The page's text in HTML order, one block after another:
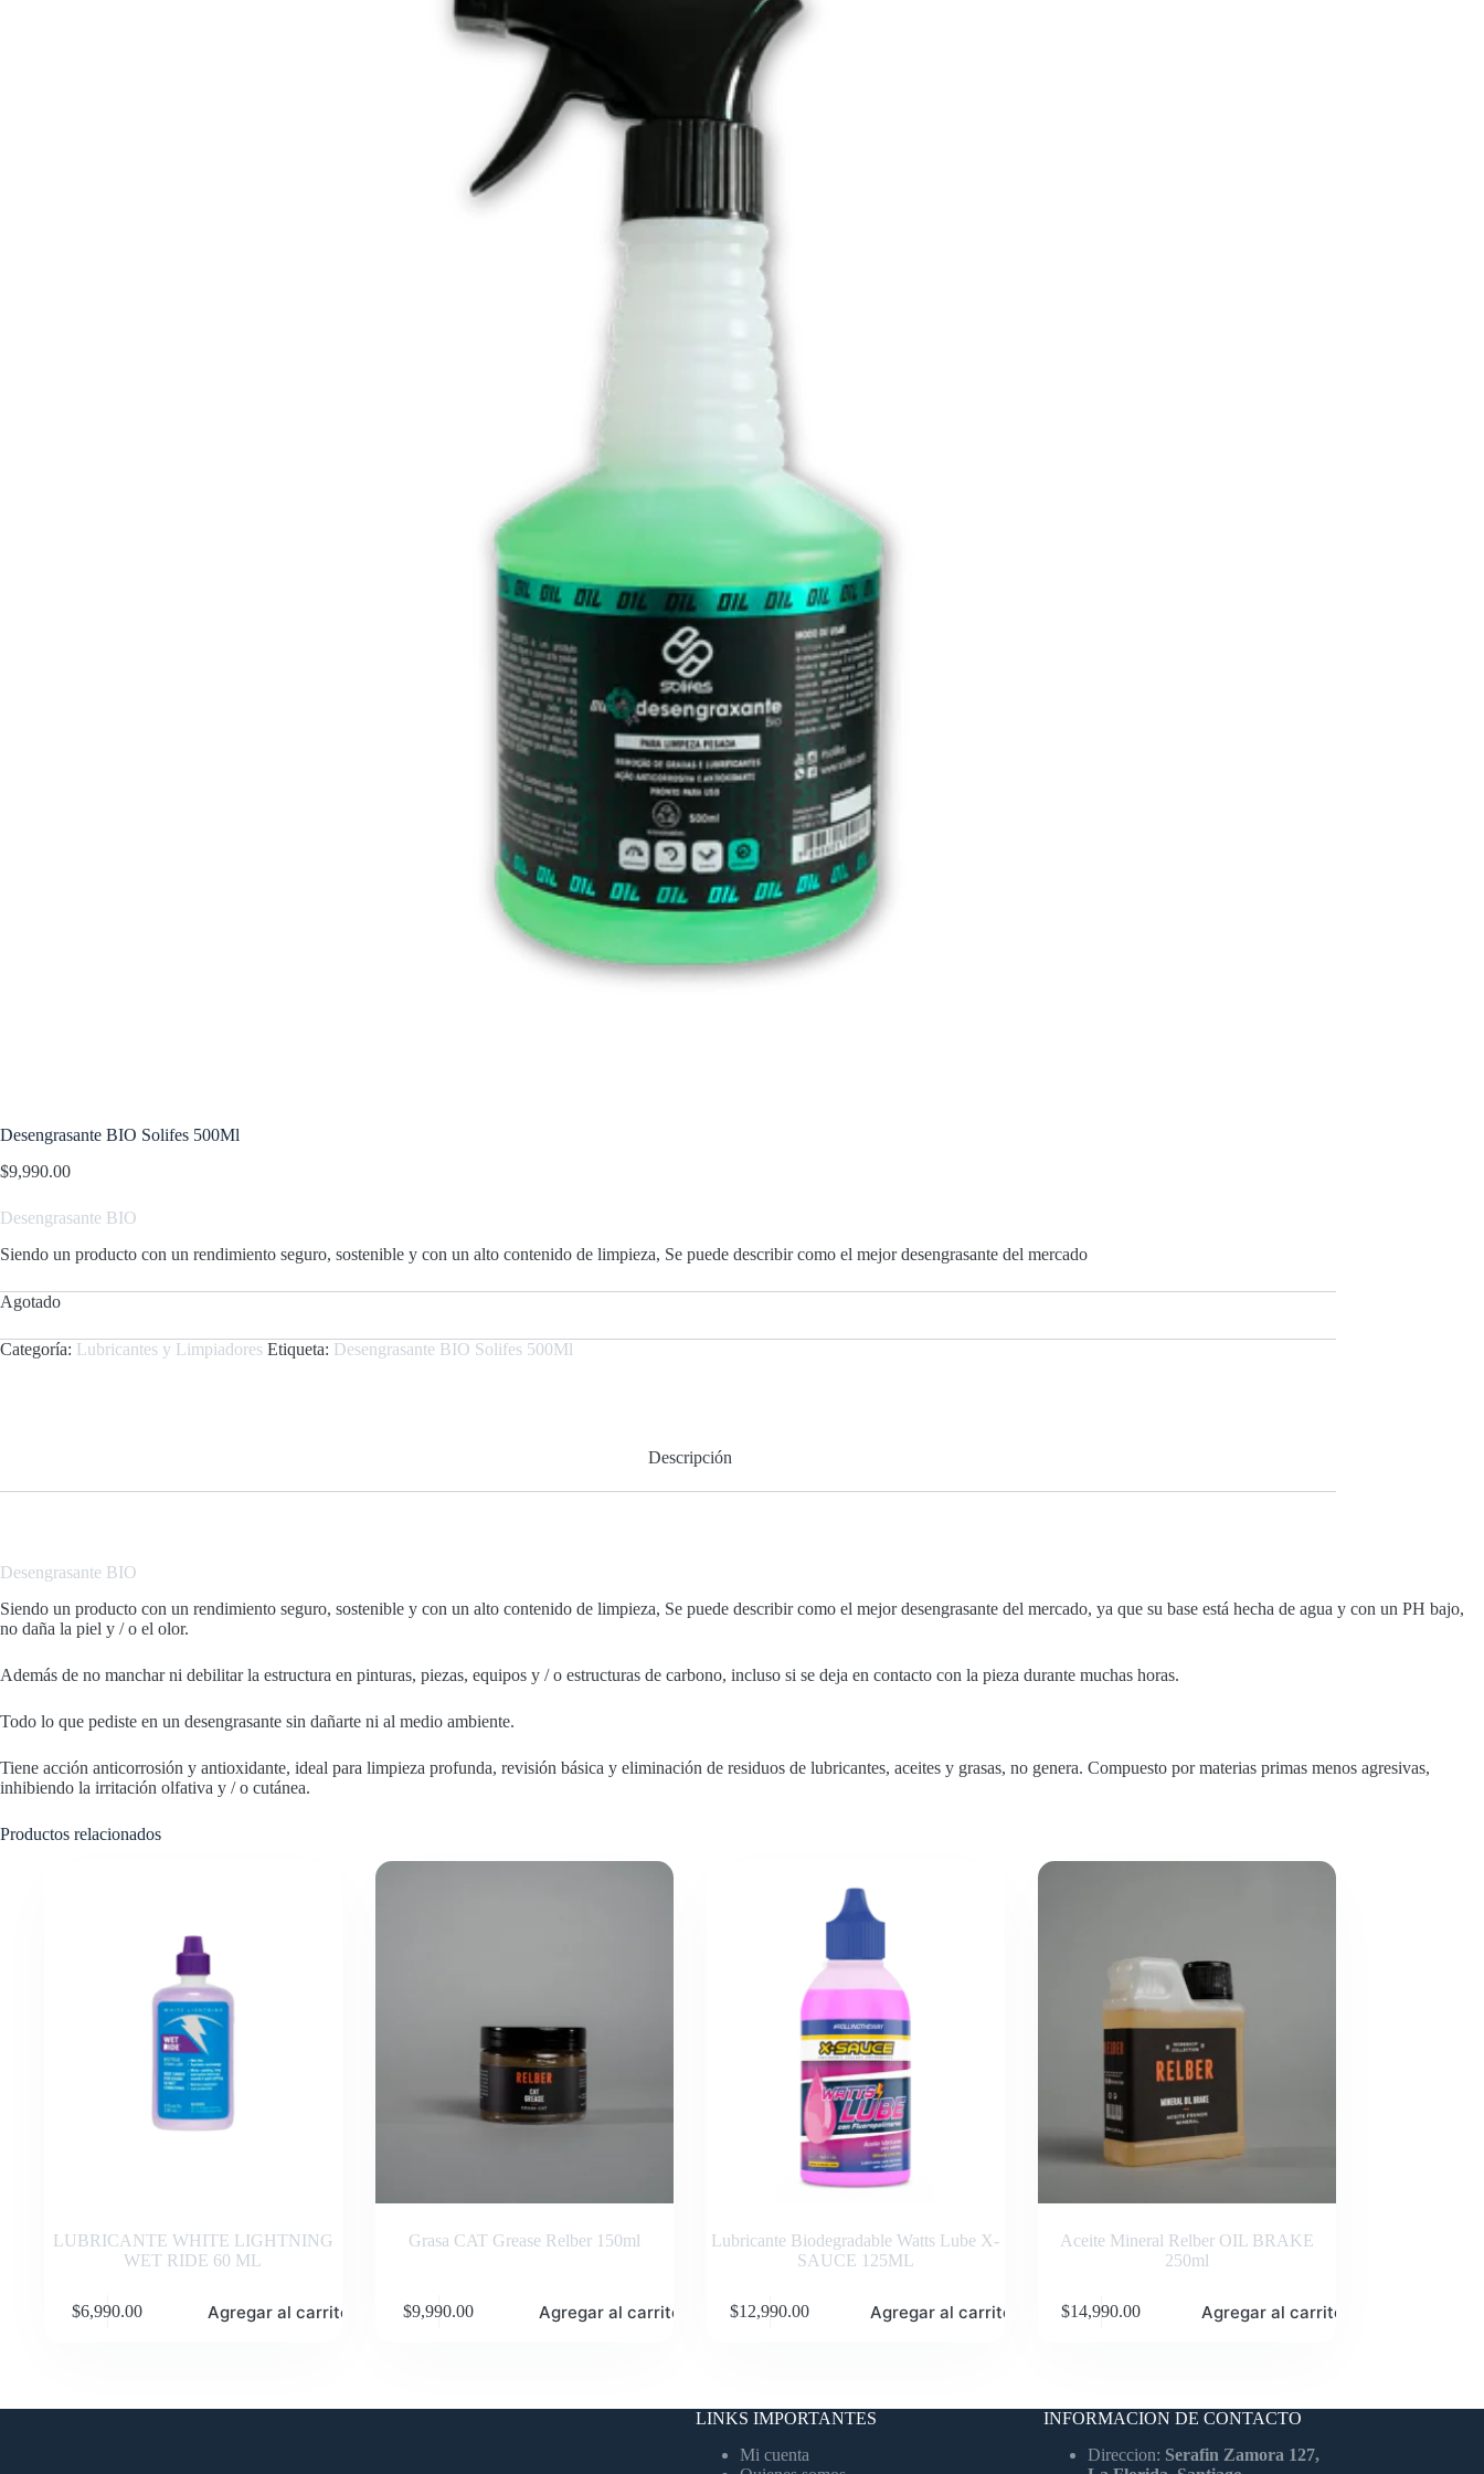
Desengrasante BIO Solifes 500Ml
$9,990.00
Desengrasante BIO
Siendo un producto con un rendimiento seguro, sostenible y con un alto contenido de limpieza, Se puede describir como el mejor desengrasante del mercado
Agotado
Categoría: Lubricantes y Limpiadores Etiqueta: Desengrasante BIO Solifes 500Ml
Descripción
Desengrasante BIO
Siendo un producto con un rendimiento seguro, sostenible y con un alto contenido de limpieza, Se puede describir como el mejor desengrasante del mercado, ya que su base está hecha de agua y con un PH bajo,
no daña la piel y / o el olor.
Además de no manchar ni debilitar la estructura en pinturas, piezas, equipos y / o estructuras de carbono, incluso si se deja en contacto con la pieza durante muchas horas.
Todo lo que pediste en un desengrasante sin dañarte ni al medio ambiente.
Tiene acción anticorrosión y antioxidante, ideal para limpieza profunda, revisión básica y eliminación de residuos de lubricantes, aceites y grasas, no genera. Compuesto por materias primas menos agresivas,
inhibiendo la irritación olfativa y / o cutánea.
Productos relacionados
LUBRICANTE WHITE LIGHTNING
WET RIDE 60 ML
$6,990.00 Agregar al carrito
Grasa CAT Grease Relber 150ml
$9,990.00 Agregar al carrito
Lubricante Biodegradable Watts Lube X-
SAUCE 125ML
$12,990.00 Agregar al carrito
Aceite Mineral Relber OIL BRAKE
250ml
$14,990.00 Agregar al carrito
LINKS IMPORTANTES
Mi cuenta
INFORMACION DE CONTACTO
Direccion: Serafin Zamora 127,